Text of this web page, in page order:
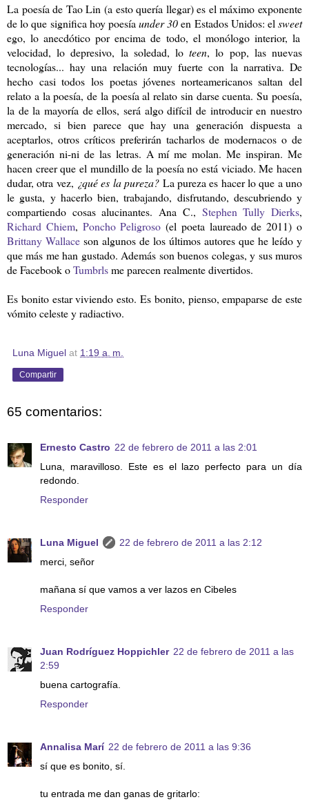
La poesía de Tao Lin (a esto quería llegar) es el máximo exponente
de lo que significa hoy poesía under 30en Estados Unidos: elsweet
ego, lo anecdótico por encima de todo, el monólogo interior, la
velocidad, lo depresivo, la soledad, loteen, lo pop, las nuevas
tecnologías... hay una relación muy fuerte con la narrativa. De
hecho casi todos los poetas jóvenes norteamericanos saltan del
relato a la poesía, de la poesía al relato sin darse cuenta. Su poesía,
la de la mayoría de ellos, será algo difícil de introducir en nuestro
mercado, si bien parece que hay una generación dispuesta a
aceptarlos, otros críticos preferirán tacharlos de modernacos o de
generación ni-ni de las letras. A mí me molan. Me inspiran. Me
hacen creer que el mundillo de la poesía no está viciado. Me hacen
dudar, otra vez, ¿qué es la pureza? La pureza es hacer lo que a uno
le gusta, y hacerlo bien, trabajando, disfrutando, descubriendo y
compartiendo cosas alucinantes. Ana C., Stephen Tully Dierks,
Richard Chiem, Poncho Peligroso (el poeta laureado de 2011) o
Brittany Wallace son algunos de los últimos autores que he leído y
que más me han gustado. Además son buenos colegas, y sus muros
de Facebook oTumbrlsme parecen realmente divertidos.
Es bonito estar viviendo esto. Es bonito, pienso, empaparse de este
vómito celeste y radiactivo.
Luna Miguel at 1:19 a. m.
Compartir
65 comentarios:
Ernesto Castro 22 de febrero de 2011 a las 2:01
Luna, maravilloso. Este es el lazo perfecto para un día
redondo.
Responder
Luna Miguel
22 de febrero de 2011 a las 2:12
merci, señor
mañana sí que vamos a ver lazos en Cibeles
Responder
Juan Rodríguez Hoppichler 22 de febrero de 2011 a las
2:59
buena cartografía.
Responder
Annalisa Marí 22 de febrero de 2011 a las 9:36
sí que es bonito, sí.
tu entrada me dan ganas de gritarlo: